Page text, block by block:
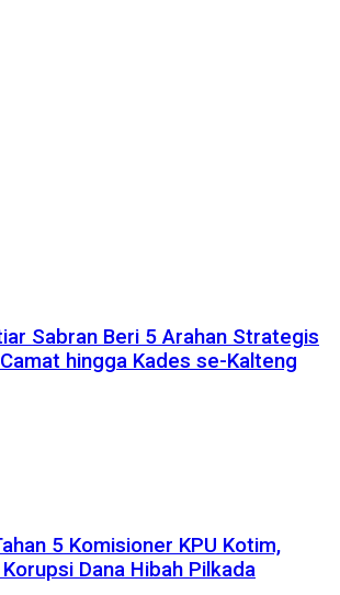
Sabran Beri 5 Arahan Strategis
hingga Kades se-Kalteng
5 Komisioner KPU Kotim,
Dana Hibah Pilkada